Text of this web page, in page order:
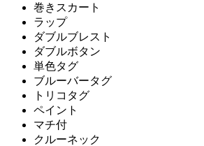
巻きスカート
ラップ
ダブルブレスト
ダブルボタン
単色タグ
ブルーバータグ
トリコタグ
ペイント
マチ付
クルーネック